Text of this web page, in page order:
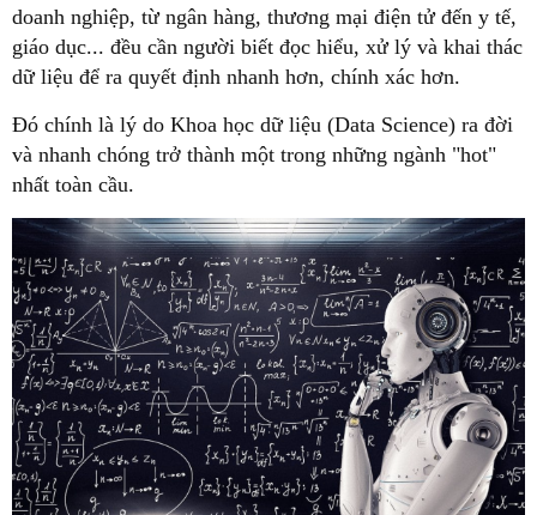
doanh nghiệp, từ ngân hàng, thương mại điện tử đến y tế,
giáo dục... đều cần người biết đọc hiểu, xử lý và khai thác
dữ liệu để ra quyết định nhanh hơn, chính xác hơn.
Đó chính là lý do Khoa học dữ liệu (Data Science) ra đời
và nhanh chóng trở thành một trong những ngành "hot"
nhất toàn cầu.